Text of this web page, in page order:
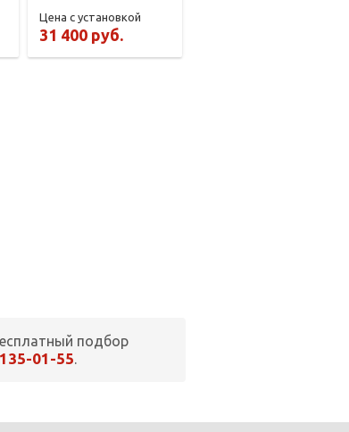
Цена с установкой
31 400 руб.
подбор
01-55.